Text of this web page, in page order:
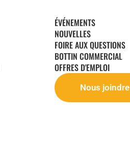
ÉVÉNEMENTS
NOUVELLES
FOIRE AUX QUESTIONS
BOTTIN COMMERCIAL
OFFRES D'EMPLOI
Nous joindre